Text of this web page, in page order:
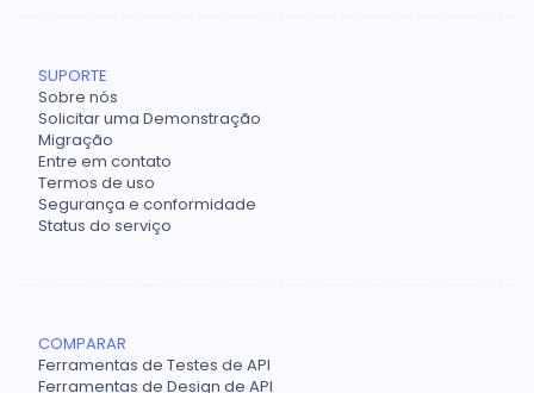
SUPORTE
Sobre nós
Solicitar uma Demonstração
Migração
Entre em contato
Termos de uso
Segurança e conformidade
Status do serviço
COMPARAR
Ferramentas de Testes de API
Ferramentas de Design de API